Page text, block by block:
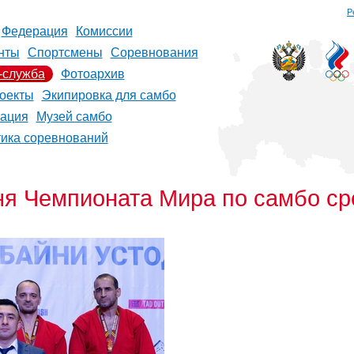
Федерация
Комиссии
Спортсмены
Соревнования
Фотоархив
Экипировка для самбо
Музей самбо
соревнований
Чемпионата Мира по самбо